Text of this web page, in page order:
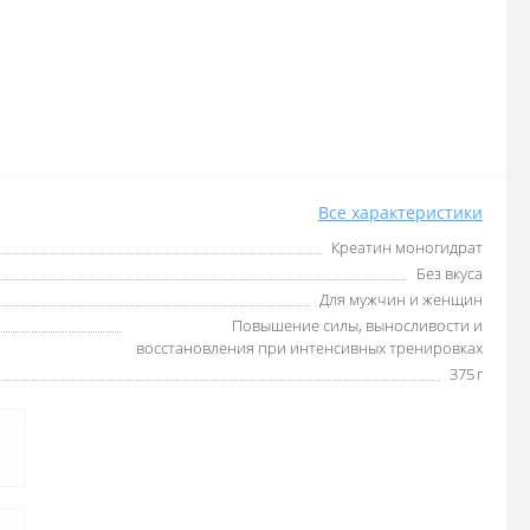
Все характеристики
Креатин моногидрат
Без вкуса
Для мужчин и женщин
Повышение силы, выносливости и
восстановления при интенсивных тренировках
375 г